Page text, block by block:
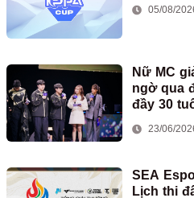
05/08/
Nữ MC
ngờ qua
đầy 30
23/06/
SEA
Lịch thi